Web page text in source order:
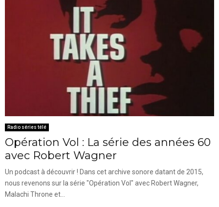
Radio séries télé
Opération Vol : La série des années 60
avec Robert Wagner
Un podcast à découvrir ! Dans cet archive sonore datant de 2015,
nous revenons sur la série "Opération Vol" avec Robert Wagner,
Malachi Throne et...